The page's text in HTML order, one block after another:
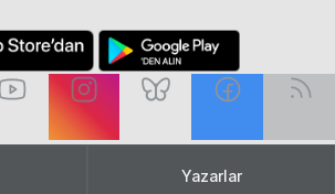
Yazarlar